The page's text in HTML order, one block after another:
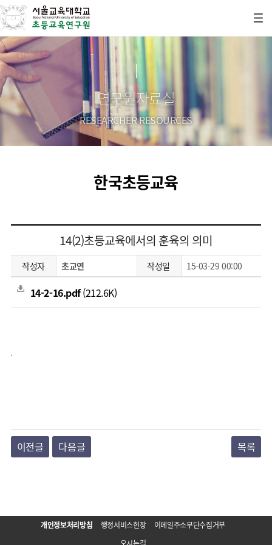
연구원자료실
RESEARCHER RESOURCES
한국초등교육
14(2)초등교육에서의 훈육의 의미
작성자 초교연 작성일 15-03-29 00:00
14-2-16.pdf(212.6K)
.
이전글 다음글 목록
개인정보처리방침 행정서비스헌장
이메일주소무단수집거부